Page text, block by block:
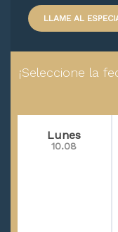
LLAME AL
¡Seleccione la
Lunes
10.08